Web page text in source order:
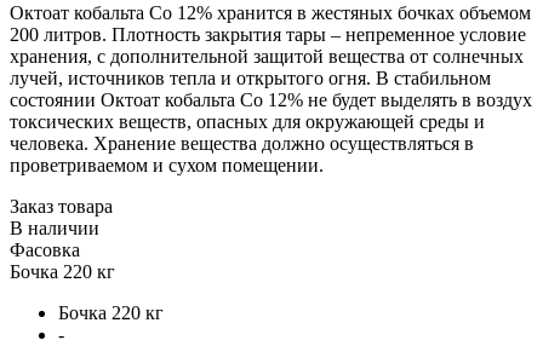
Октоат кобальта Co 12% хранится в жестяных бочках объемом
200 литров. Плотность закрытия тары – непременное условие
хранения, с дополнительной защитой вещества от солнечных
лучей, источников тепла и открытого огня. В стабильном
состоянии Октоат кобальта Co 12% не будет выделять в воздух
токсических веществ, опасных для окружающей среды и
человека. Хранение вещества должно осуществляться в
проветриваемом и сухом помещении.
Заказ товара
В наличии
Фасовка
Бочка 220 кг
Бочка 220 кг
-